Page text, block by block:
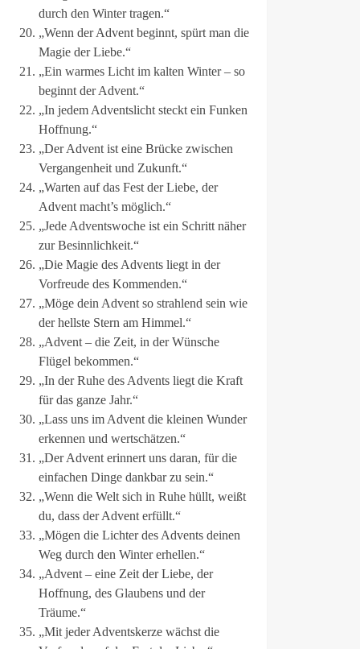
durch den Winter tragen.“
„Wenn der Advent beginnt, spürt man die
Magie der Liebe.“
„Ein warmes Licht im kalten Winter – so
beginnt der Advent.“
„In jedem Adventslicht steckt ein Funken
Hoffnung.“
„Der Advent ist eine Brücke zwischen
Vergangenheit und Zukunft.“
„Warten auf das Fest der Liebe, der
Advent macht’s möglich.“
„Jede Adventswoche ist ein Schritt näher
zur Besinnlichkeit.“
„Die Magie des Advents liegt in der
Vorfreude des Kommenden.“
„Möge dein Advent so strahlend sein wie
der hellste Stern am Himmel.“
„Advent – die Zeit, in der Wünsche
Flügel bekommen.“
„In der Ruhe des Advents liegt die Kraft
für das ganze Jahr.“
„Lass uns im Advent die kleinen Wunder
erkennen und wertschätzen.“
„Der Advent erinnert uns daran, für die
einfachen Dinge dankbar zu sein.“
„Wenn die Welt sich in Ruhe hüllt, weißt
du, dass der Advent erfüllt.“
„Mögen die Lichter des Advents deinen
Weg durch den Winter erhellen.“
„Advent – eine Zeit der Liebe, der
Hoffnung, des Glaubens und der
Träume.“
„Mit jeder Adventskerze wächst die